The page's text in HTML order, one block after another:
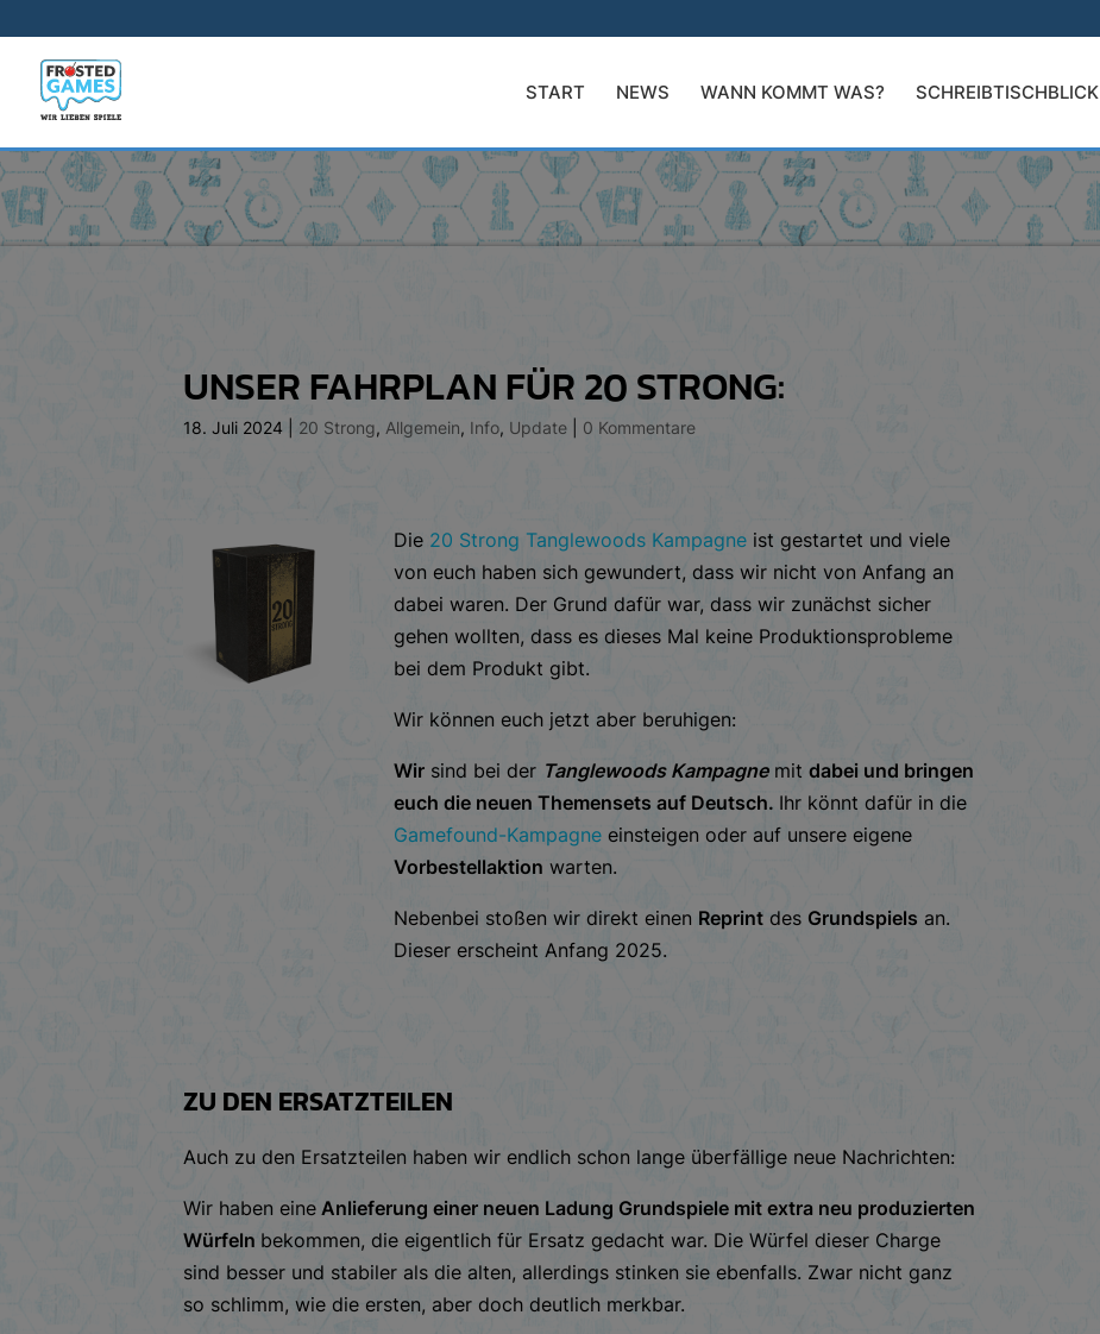
START NEWS WANN KOMMT WAS? SCHREIBTISCHBLICK
UNSER FAHRPLAN FÜR 20 STRONG:
18. Juli 2024 20 Strong, Allgemein, Info, Update 0 Kommentare
Die 20 Strong Tanglewoods Kampagneist gestartet und viele
von euch haben sich gewundert, dass wir nicht von Anfang an
dabei waren. Der Grund dafür war, dass wir zunächst sicher
gehen wollten, dass es dieses Mal keine Produktionsprobleme
bei dem Produkt gibt.
Wir können euch jetzt aber beruhigen:
Wirsind bei der Tanglewoods Kampagnemit dabei und bringen
euch die neuen Themensets auf Deutsch. Ihr könnt dafür in die
Gamefound-Kampagneeinsteigen oder auf unsere eigene
Vorbestellaktion warten.
Nebenbei stoßen wir direkt einen Reprintdes Grundspiels an.
Dieser erscheint Anfang 2025.
ZU DEN ERSATZTEILEN
Auch zu den Ersatzteilen haben wir endlich schon lange überfällige neue Nachrichten:
Wir haben eine Anlieferung einer neuen Ladung Grundspiele mit extra neu produzierten
Würfeln bekommen, die eigentlich für Ersatz gedacht war. Die Würfel dieser Charge
sind besser und stabiler als die alten, allerdings stinken sie ebenfalls. Zwar nicht ganz
so schlimm, wie die ersten, aber doch deutlich merkbar.